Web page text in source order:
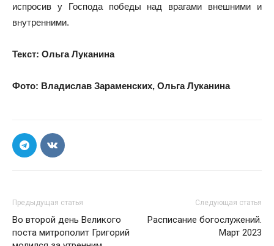
испросив у Господа победы над врагами внешними и
внутренними.
Текст: Ольга Луканина
Фото: Владислав Зараменских, Ольга Луканина
Предыдущая статья
Во второй день Великого
поста митрополит Григорий
Следующая статья
Расписание богослужений.
Март 2023